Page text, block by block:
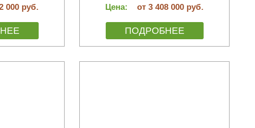
000 руб. Цена: от 3 408 000 руб.
ПОДРОБНЕЕ